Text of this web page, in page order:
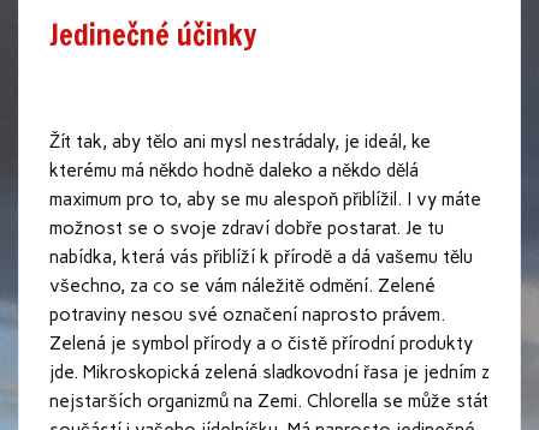
Jedinečné účinky
Žít tak, aby tělo ani mysl nestrádaly, je ideál, ke
kterému má někdo hodně daleko a někdo dělá
maximum pro to, aby se mu alespoň přiblížil. I vy máte
možnost se o svoje zdraví dobře postarat. Je tu
nabídka, která vás přiblíží k přírodě a dá vašemu tělu
všechno, za co se vám náležitě odmění. Zelené
potraviny nesou své označení naprosto právem.
Zelená je symbol přírody a o čistě přírodní produkty
jde. Mikroskopická zelená sladkovodní řasa je jedním z
nejstarších organizmů na Zemi. Chlorella se může stát